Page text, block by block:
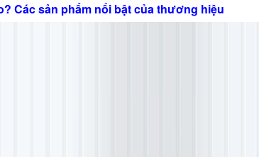
Các sản phẩm nổi bật của thương hiệu